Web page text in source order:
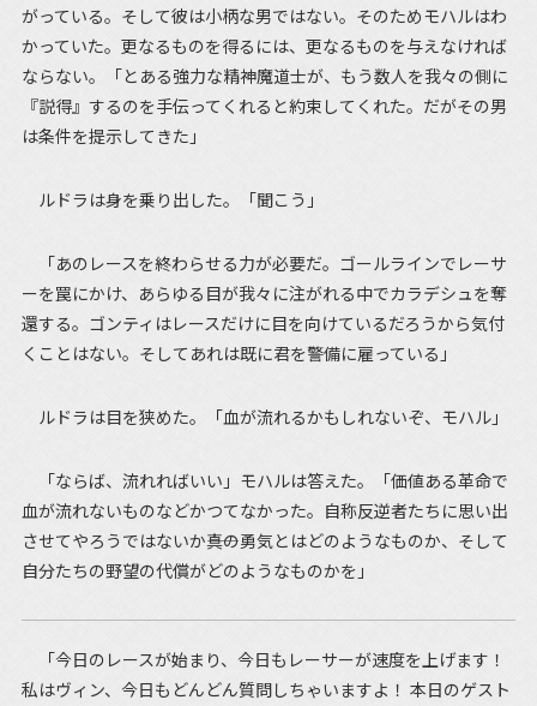
がっている。そして彼は小柄な男ではない。そのためモハルはわ
かっていた。更なるものを得るには、更なるものを与えなければ
ならない。「とある強力な精神魔道士が、もう数人を我々の側に
『説得』するのを手伝ってくれると約束してくれた。だがその男
は条件を提示してきた」
ルドラは身を乗り出した。「聞こう」
「あのレースを終わらせる力が必要だ。ゴールラインでレーサ
ーを罠にかけ、あらゆる目が我々に注がれる中でカラデシュを奪
還する。ゴンティはレースだけに目を向けているだろうから気付
くことはない。そしてあれは既に君を警備に雇っている」
ルドラは目を狭めた。「血が流れるかもしれないぞ、モハル」
「ならば、流れればいい」モハルは答えた。「価値ある革命で
血が流れないものなどかつてなかった。自称反逆者たちに思い出
させてやろうではないか――真の勇気とはどのようなものか、そして
自分たちの野望の代償がどのようなものかを」
「今日のレースが始まり、今日もレーサーが速度を上げます！
私はヴィン、今日もどんどん質問しちゃいますよ！ 本日のゲスト